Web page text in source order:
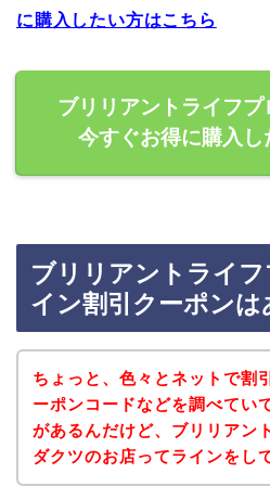
に購入したい方はこちら
ブリリアントライフ
今すぐお得に購入し
ブリリアントライ
イン割引クーポンは
ちょっと、色々とネットで割
ーポンコードなどを調べてい
があるんだけど、ブリリアン
ダクツのお店ってラインをし